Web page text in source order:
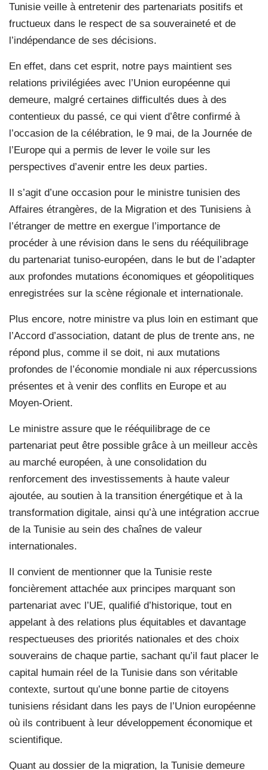
Tunisie veille à entretenir des partenariats positifs et
fructueux dans le respect de sa souveraineté et de
l’indépendance de ses décisions.
En effet, dans cet esprit, notre pays maintient ses
relations privilégiées avec l’Union européenne qui
demeure, malgré certaines difficultés dues à des
contentieux du passé, ce qui vient d’être confirmé à
l’occasion de la célébration, le 9 mai, de la Journée de
l’Europe qui a permis de lever le voile sur les
perspectives d’avenir entre les deux parties.
Il s’agit d’une occasion pour le ministre tunisien des
Affaires étrangères, de la Migration et des Tunisiens à
l’étranger de mettre en exergue l’importance de
procéder à une révision dans le sens du rééquilibrage
du partenariat tuniso-européen, dans le but de l’adapter
aux profondes mutations économiques et géopolitiques
enregistrées sur la scène régionale et internationale.
Plus encore, notre ministre va plus loin en estimant que
l’Accord d’association, datant de plus de trente ans, ne
répond plus, comme il se doit, ni aux mutations
profondes de l’économie mondiale ni aux répercussions
présentes et à venir des conflits en Europe et au
Moyen-Orient.
Le ministre assure que le rééquilibrage de ce
partenariat peut être possible grâce à un meilleur accès
au marché européen, à une consolidation du
renforcement des investissements à haute valeur
ajoutée, au soutien à la transition énergétique et à la
transformation digitale, ainsi qu’à une intégration accrue
de la Tunisie au sein des chaînes de valeur
internationales.
Il convient de mentionner que la Tunisie reste
foncièrement attachée aux principes marquant son
partenariat avec l’UE, qualifié d’historique, tout en
appelant à des relations plus équitables et davantage
respectueuses des priorités nationales et des choix
souverains de chaque partie, sachant qu’il faut placer le
capital humain réel de la Tunisie dans son véritable
contexte, surtout qu’une bonne partie de citoyens
tunisiens résidant dans les pays de l’Union européenne
où ils contribuent à leur développement économique et
scientifique.
Quant au dossier de la migration, la Tunisie demeure